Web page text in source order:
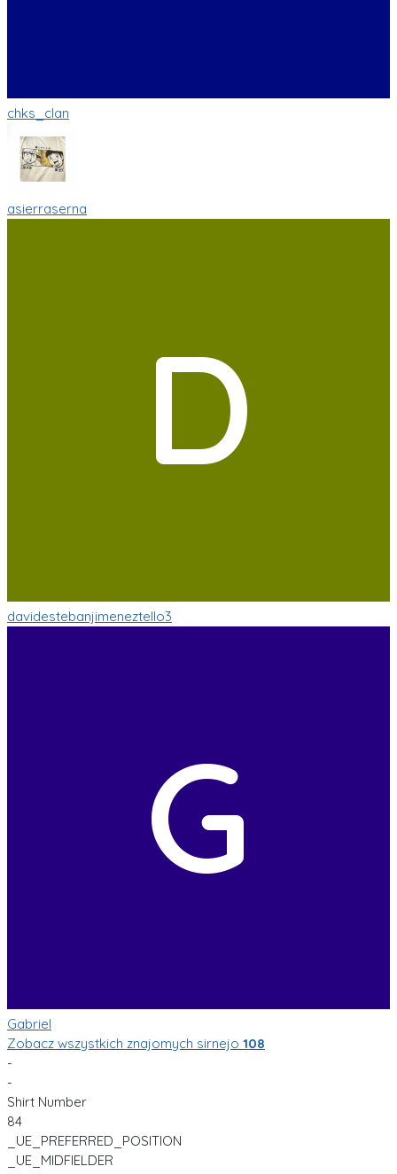
chks_clan
asierraserna
D
davidestebanjimeneztello3
G
Gabriel
Zobacz wszystkich znajomych sirnejo 108
-
-
Shirt Number
84
_UE_PREFERRED_POSITION
_UE_MIDFIELDER